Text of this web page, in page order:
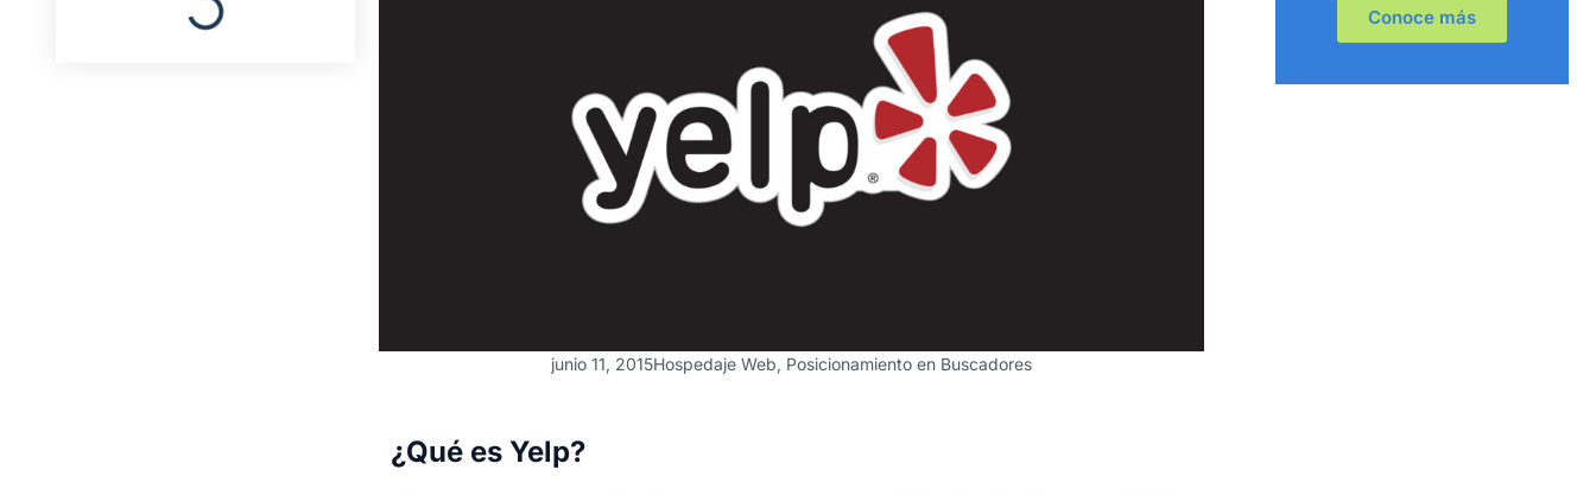
junio 11, 2015Hospedaje Web, Posicionamiento en Buscadores
¿Qué es Yelp?
Conoce más